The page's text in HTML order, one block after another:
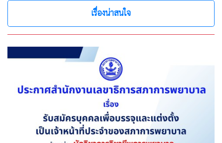
เรื่องน่าสนใจ